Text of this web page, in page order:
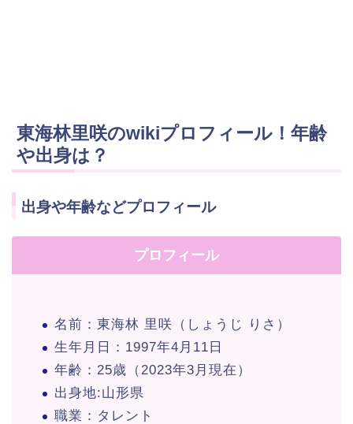
東海林里咲のwikiプロフィール！年齢
や出身は？
出身や年齢などプロフィール
プロフィール
名前：東海林 里咲（しょうじ りさ）
生年月日：1997年4月11日
年齢：25歳（2023年3月現在）
出身地:山形県
職業：タレント